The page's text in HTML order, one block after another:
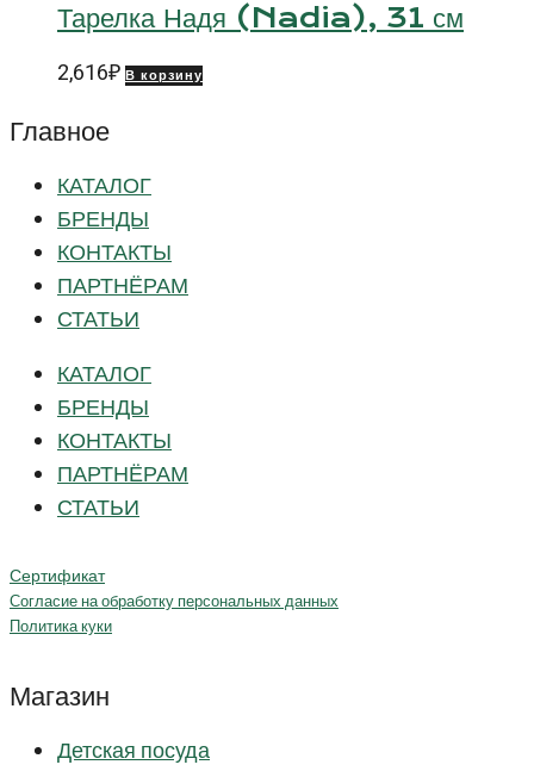
Тарелка Надя (Nadia), 31 см
2,616₽ В корзину
Главное
КАТАЛОГ
БРЕНДЫ
КОНТАКТЫ
ПАРТНЁРАМ
СТАТЬИ
КАТАЛОГ
БРЕНДЫ
КОНТАКТЫ
ПАРТНЁРАМ
СТАТЬИ
Сертификат
Согласие на обработку персональных данных
Политика куки
Магазин
Детская посуда